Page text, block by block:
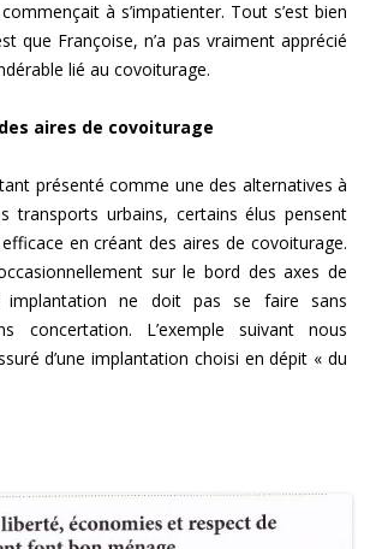
à s’impatienter. Tout s’est bien
que Françoise, n’a pas vraiment apprécié
lié au covoiturage.
aires de covoiturage
présenté comme une des alternatives à
transports urbains, certains élus pensent
en créant des aires de covoiturage.
sur le bord des axes de
implantation ne doit pas se faire sans
concertation. L’exemple suivant nous
d’une implantation choisi en dépit « du